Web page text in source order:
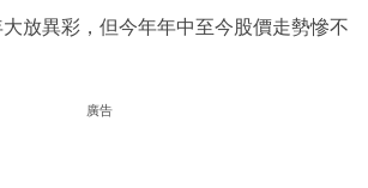
放異彩，但今年年中至今股價走勢慘不
廣告